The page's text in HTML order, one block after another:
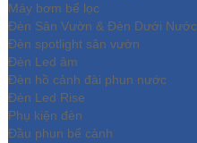
Máy bơm bể lọc
Đèn Sân Vườn & Đèn Dưới Nước
Đèn spotlight sân vườn
Đèn Led âm
Đèn hồ cảnh đài phun nước
Đèn Led Rise
Phụ kiện đèn
Đầu phun bể cảnh